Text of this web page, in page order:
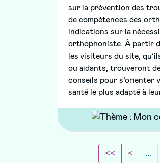
sur la prévention des
de compétences des
indications sur la
orthophoniste. À partir
les visiteurs du site,
ou aidants, trouveront
conseils pour s’orienter
santé le plus adapté à
<<Revenir de
<Page
...